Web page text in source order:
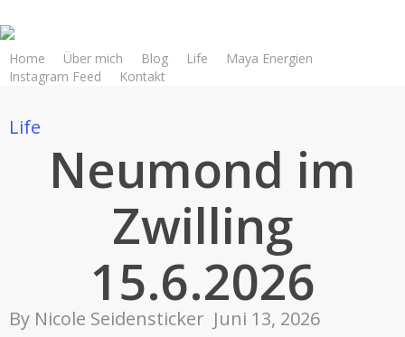
to
main
content
Home Über mich Blog Life
Maya Energien
Instagram Feed
Kontakt
Life
Neumond im
Zwilling
15.6.2026
By Nicole Seidensticker Juni 13, 2026